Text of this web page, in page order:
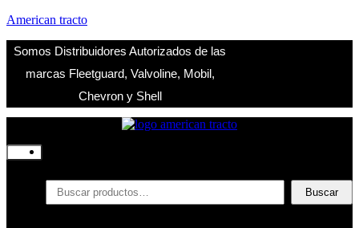
American tracto
Somos Distribuidores Autorizados de las
marcas Fleetguard, Valvoline, Mobil,
Chevron y Shell
Productos
Filtros
Buscar